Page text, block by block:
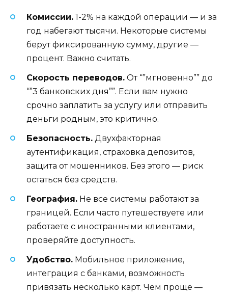
Комиссии. 1-2% на каждой операции — и за
год набегают тысячи. Некоторые системы
берут фиксированную сумму, другие —
процент. Важно считать.
Скорость переводов. От “”мгновенно”” до
“”3 банковских дня””. Если вам нужно
срочно заплатить за услугу или отправить
деньги родным, это критично.
Безопасность. Двухфакторная
аутентификация, страховка депозитов,
защита от мошенников. Без этого — риск
остаться без средств.
География. Не все системы работают за
границей. Если часто путешествуете или
работаете с иностранными клиентами,
проверяйте доступность.
Удобство. Мобильное приложение,
интеграция с банками, возможность
привязать несколько карт. Чем проще —